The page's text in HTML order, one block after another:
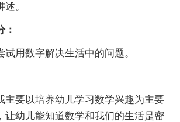
。
：
试用数字解决生活中的问题。
主要以培养幼儿学习数学兴趣为主要
让幼儿能知道数学和我们的生活是密